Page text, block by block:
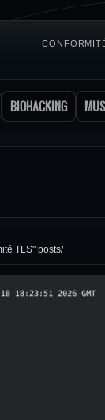
BIOHACKING
TLS" posts/